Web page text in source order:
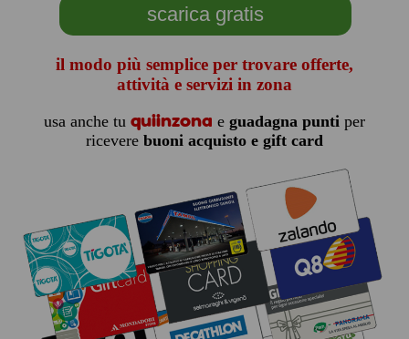
scarica gratis
il modo più semplice per trovare offerte,
attività e servizi in zona
usa anche tu quiinzona e guadagna puntiper
ricevere buoni acquisto e gift card